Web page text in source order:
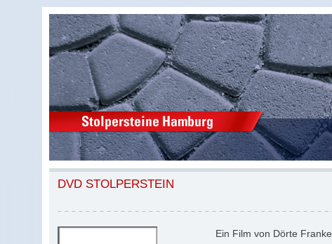
DVD STOLPERSTEIN
Ein Film von Dörte Franke